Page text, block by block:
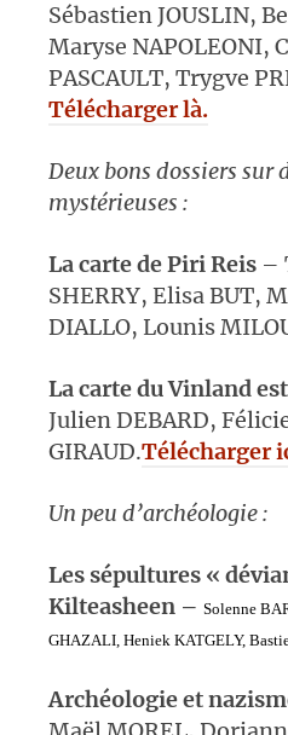
Sébastien JOUSLIN,
Maryse NAPOLEONI,
PASCAULT, Trygve
Télécharger là.
Deux bons dossiers sur
mystérieuses :
La carte de Piri Reis –
SHERRY, Elisa BUT,
DIALLO, Lounis
La carte du Vinland
Julien DEBARD,
GIRAUD.Télécharger
Un peu d’archéologie :
Les sépultures «
Kilteasheen – Solenne
GHAZALI, Heniek KATGELY,
Archéologie et